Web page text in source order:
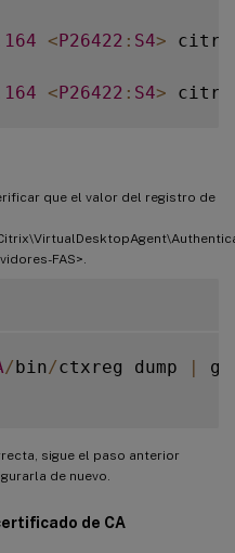
<P26422 : S4>
<P26422 : S4>
que el valor del registro de
FAS>.
/bin/ctxreg dump |
sigue el paso anterior
de nuevo.
de CA